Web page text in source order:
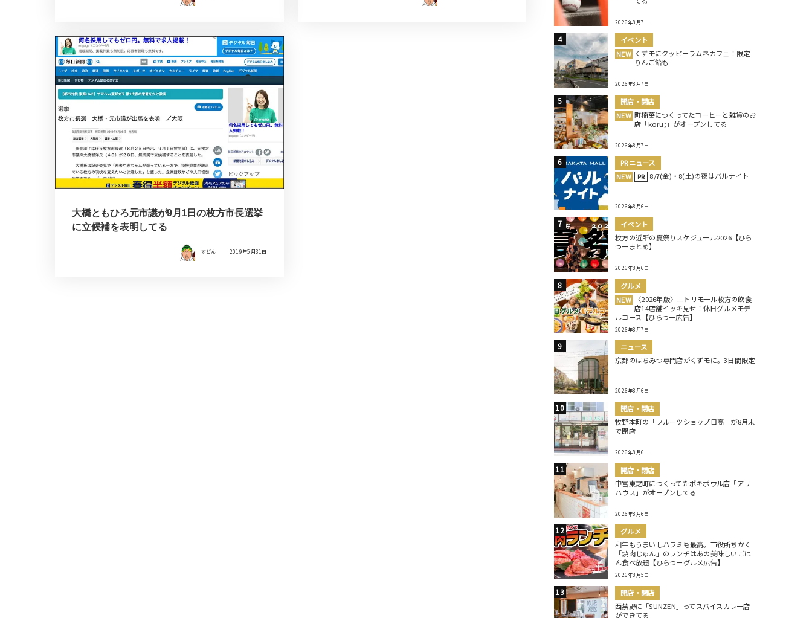
大橋ともひろ元市議が9月1日の枚方市長選挙
に立候補を表明してる
すどん 2019年5月31日
2026年8月7日
イベント
NEW くずモにクッピーラムネカフェ！限定
りんご飴も
2026年8月7日
開店・閉店
NEW 町楠葉につくってたコーヒーと雑貨のお
店「koru;」がオープンしてる
2026年8月7日
PRニュース
NEW
PR 8/7(金)・8(土)の夜はバルナイト
2026年8月6日
イベント
枚方の近所の夏祭りスケジュール2026【ひら
つーまとめ】
2026年8月6日
グルメ
NEW
〈2026年版〉ニトリモール枚方の飲食
店14店舗イッキ見せ！休日グルメモデ
ルコース【ひらつー広告】
2026年8月7日
ニュース
京都のはちみつ専門店がくずモに。3日間限定
2026年8月6日
開店・閉店
牧野本町の「フルーツショップ日高」が8月末
で閉店
2026年8月6日
開店・閉店
中宮東之町につくってたポキボウル店「アリ
ハウス」がオープンしてる
2026年8月6日
グルメ
和牛もうまいしハラミも最高。市役所ちかく
「焼肉じゅん」のランチはあの美味しいごは
ん食べ放題【ひらつーグルメ広告】
2026年8月5日
開店・閉店
西禁野に「SUNZEN」ってスパイスカレー店
ができてる